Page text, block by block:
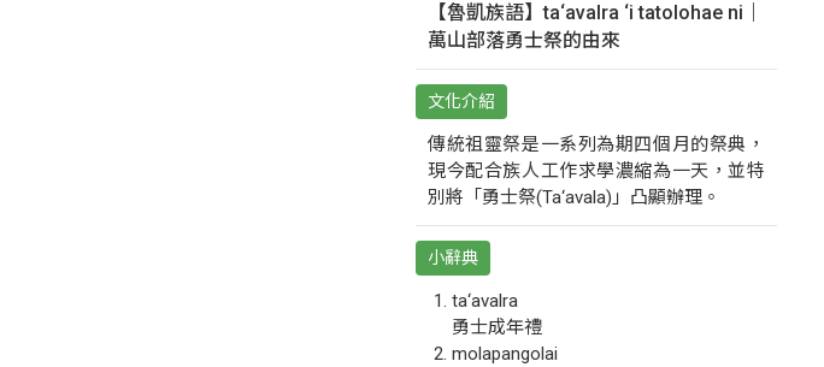
【魯凱族語】ta‘avalra ‘i tatolohae ni｜
萬山部落勇士祭的由來
文化介紹
傳統祖靈祭是一系列為期四個月的祭典，
現今配合族人工作求學濃縮為一天，並特
別將「勇士祭(Ta‘avala)」凸顯辦理。
小辭典
ta‘avalra
勇士成年禮
molapangolai